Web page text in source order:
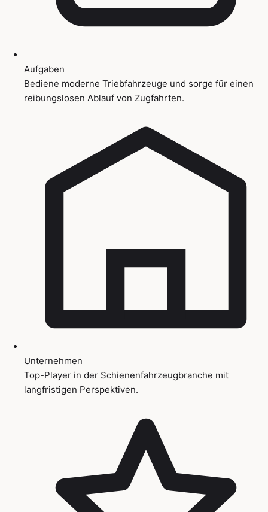
Aufgaben
Bediene moderne Triebfahrzeuge und sorge für einen
reibungslosen Ablauf von Zugfahrten.
Unternehmen
Top-Player in der Schienenfahrzeugbranche mit
langfristigen Perspektiven.